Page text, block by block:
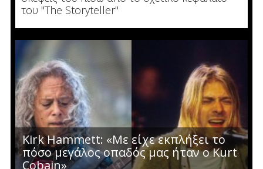
του "The Storyteller"
Kirk Hammett: «Με είχε εκπλήξει το
πόσο μεγάλος οπαδός μας ήταν ο Kurt
Cobain»